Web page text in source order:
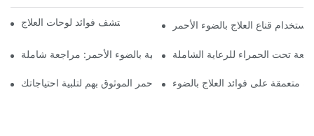
اكتشف فوائد لوحات العلاج LED لبشرة أوضح وصحة
قناع العلاج بالضوء الأحمر
أقنعة الوجه العلاجية بالضوء الأحمر: مراجعة شاملةتحت الحمراء للرعاية الشاملة
العثور على موردي العلاج بالضوء الأحمر الموثوق بهم لتلبية احتياجاتك